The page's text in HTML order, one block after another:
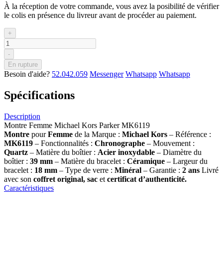
À la réception de votre commande, vous avez la posibilité de vérifier
le colis en présence du livreur avant de procéder au paiement.
+
-
En rupture
Besoin d'aide? 52.042.059 Messenger Whatsapp Whatsapp
Spécifications
Description
Montre Femme Michael Kors Parker MK6119
Montre pourFemme de la Marque : Michael Kors – Référence :
MK6119 – Fonctionnalités : Chronographe – Mouvement :
Quartz – Matière du boîtier : Acier inoxydable – Diamètre du
boîtier : 39 mm – Matière du bracelet : Céramique – Largeur du
bracelet : 18 mm – Type de verre : Minéral – Garantie : 2 ans Livré
avec son coffret original, sac et certificat d’authenticité.
Caractéristiques